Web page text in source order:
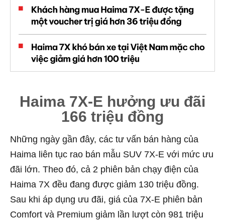
Haima 7X-E hưởng ưu đãi
166 triệu đồng
Những ngày gần đây, các tư vấn bán hàng của
Haima liên tục rao bán mẫu SUV 7X-E với mức ưu
đãi lớn. Theo đó, cả 2 phiên bản chạy điện của
Haima 7X đều đang được giảm 130 triệu đồng.
Sau khi áp dụng ưu đãi, giá của 7X-E phiên bản
Comfort và Premium giảm lần lượt còn 981 triệu